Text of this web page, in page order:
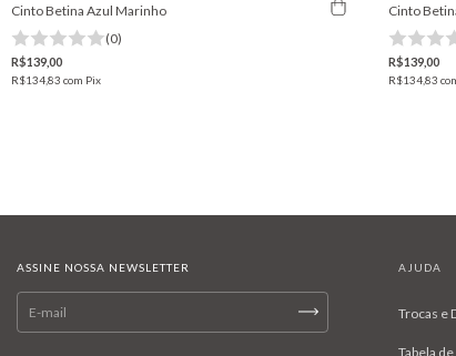
Cinto Betina Azul Marinho
(0)
R$139,00
R$134,83 com Pix
Cinto
R$139,00
R$134,83
ASSINE NOSSA NEWSLETTER AJUDA
Trocas e
Tabela